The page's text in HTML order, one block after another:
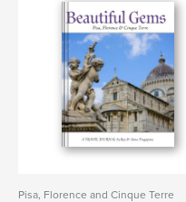
Pisa, Florence and Cinque Terre